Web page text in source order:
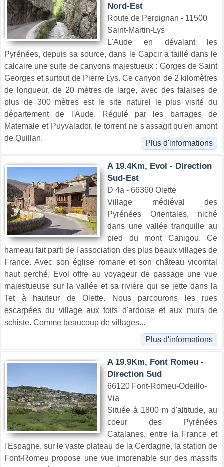
Nord-Est
Route de Perpignan - 11500
Saint-Martin-Lys
L'Aude en dévalant les
Pyrénées, depuis sa source, dans le Capcir a taillé dans le
calcaire une suite de canyons majestueux : Gorges de Saint
Georges et surtout de Pierre Lys. Ce canyon de 2 kilomètres
de longueur, de 20 mètres de large, avec des falaises de
plus de 300 mètres est le site naturel le plus visité du
département de l'Aude. Régulé par les barrages de
Matemale et Puyvalador, le torrent ne s'assagit qu'en amont
de Quillan.
Plus d'informations
A 19.4Km, Evol - Direction
Sud-Est
D 4a - 66360 Olette
Village médiéval des
Pyrénées Orientales, niché
dans une vallée tranquille au
pied du mont Canigou. Ce
hameau fait parti de l'association des plus beaux villages de
France. Avec son église romane et son château vicomtal
haut perché, Evol offre au voyageur de passage une vue
majestueuse sur la vallée et sa rivière qui se jette dans la
Tet à hauteur de Olette. Nous parcourons les rues
escarpées du village aux toits d'ardoise et aux murs de
schiste. Comme beaucoup de villages...
Plus d'informations
A 19.9Km, Font Romeu -
Direction Sud
66120 Font-Romeu-Odeillo-
Via
Située à 1800 m d'altitude, au
coeur des Pyrénées
Catalanes, entre la France et
l'Espagne, sur le vaste plateau de la Cerdagne, la station de
Font-Romeu propose une vue imprenable sur des massifs